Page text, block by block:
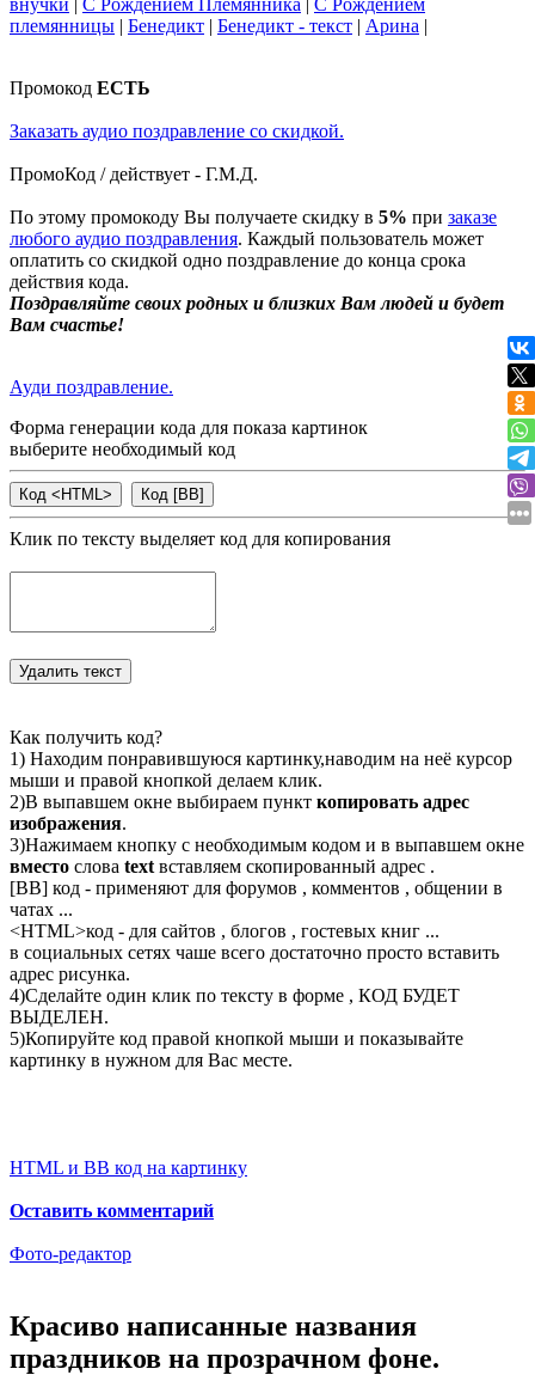
племянницы | Бенедикт | Бенедикт - текст | Арина |
Промокод ЕСТЬ
Заказать аудио поздравление со скидкой.
ПромоКод / действует - Г.М.Д.
По этому промокоду Вы получаете скидку в 5% при заказе
любого аудио поздравления. Каждый пользователь может
оплатить со скидкой одно поздравление до конца срока
действия кода.
Поздравляйте своих родных и близких Вам людей и будет
Вам счастье!
Ауди поздравление.
Форма генерации кода для показа картинок
выберите необходимый код
Клик по тексту выделяет код для копирования
Как получить код?
1) Находим понравившуюся картинку,наводим на неё курсор
мыши и правой кнопкой делаем клик.
2)В выпавшем окне выбираем пункт копировать адрес
изображения.
3)Нажимаем кнопку с необходимым кодом и в выпавшем окне
вместо слова text вставляем скопированный адрес .
[BB] код - применяют для форумов , комментов , общении в
чатах ...
<HTML>код - для сайтов , блогов , гостевых книг ...
в социальных сетях чаше всего достаточно просто вставить
адрес рисунка.
4)Сделайте один клик по тексту в форме , КОД БУДЕТ
ВЫДЕЛЕН.
5)Копируйте код правой кнопкой мыши и показывайте
картинку в нужном для Вас месте.
HTML и BB код на картинку
Оставить комментарий
Фото-редактор
Красиво написанные названия
праздников на прозрачном фоне.